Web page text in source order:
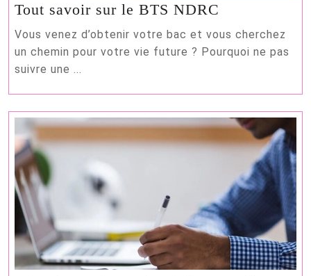
Tout savoir sur le BTS NDRC
savoir
sur
NDRC
Vous venez d’obtenir votre bac et vous cherchez
un chemin pour votre vie future ? Pourquoi ne pas
suivre une ...